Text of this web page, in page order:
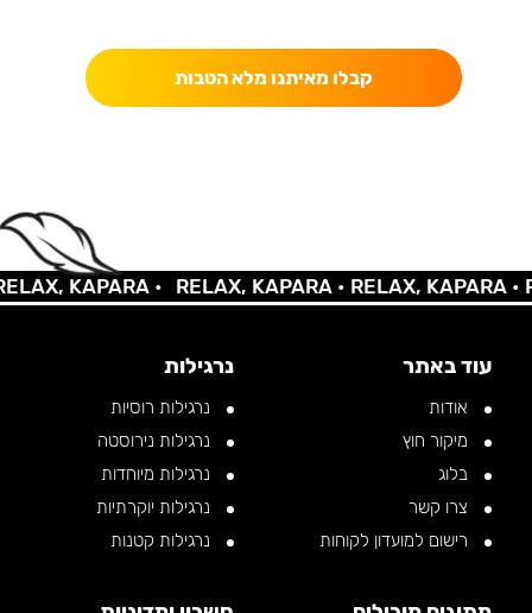
קבלו מאיתנו מלא הטבות
KAPARA • RELAX, KAPARA •RELAX, KAPARA •
עוד באתר
אודות
מיקור חוץ
בלוג
צרו קשר
רישום למועדון לקוחות
נרגילות
נרגילות רוסיות
נרגילות נירוסטה
נרגילות מיוחדות
נרגילות יוקרתיות
נרגילות קטנות